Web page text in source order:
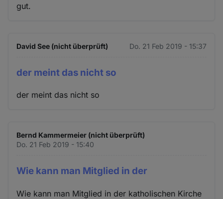
gut.
David See (nicht überprüft) Do. 21 Feb 2019 - 15:37
der meint das nicht so
der meint das nicht so
Bernd Kammermeier (nicht überprüft)
Do. 21 Feb 2019 - 15:40
Wie kann man Mitglied in der
Wie kann man Mitglied in der katholischen Kirche